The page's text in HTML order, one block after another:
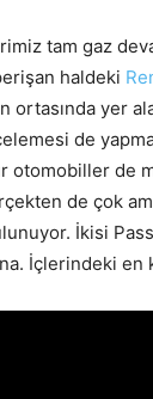
tam gaz
haldeki
ortasında yer
de
otomobiller de
de çok
İkisi
İçlerindeki